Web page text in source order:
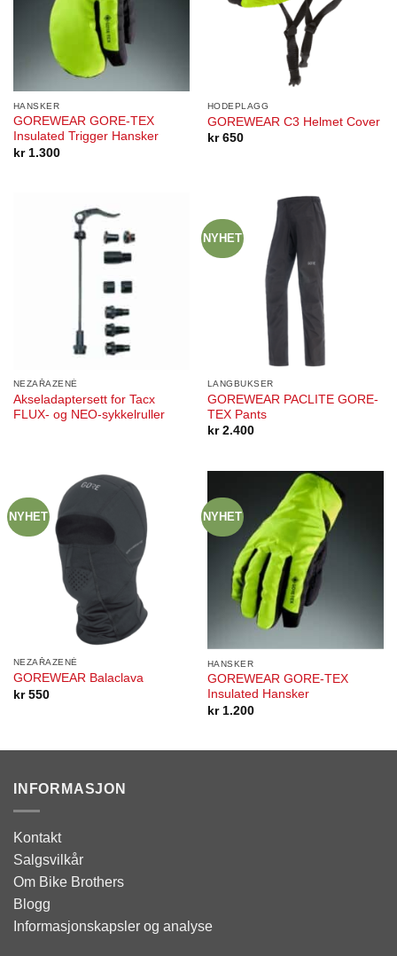
HANSKER
GOREWEAR GORE-TEX
Insulated Trigger Hansker
kr1.300
HODEPLAGG
GOREWEAR C3 Helmet Cover
kr650
NEZAŘAZENÉ
Akseladaptersett for Tacx
FLUX- og NEO-sykkelruller
NYHET
LANGBUKSER
GOREWEAR PACLITE GORE-
TEX Pants
kr2.400
NYHET
NEZAŘAZENÉ
GOREWEAR Balaclava
kr550
NYHET
HANSKER
GOREWEAR GORE-TEX
Insulated Hansker
kr1.200
INFORMASJON
Kontakt
Salgsvilkår
Om Bike Brothers
Blogg
Informasjonskapsler og analyse